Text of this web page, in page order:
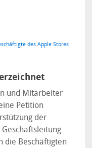
des Apple Stores
und Mitarbeiter
Petition
der
die Beschäftigten